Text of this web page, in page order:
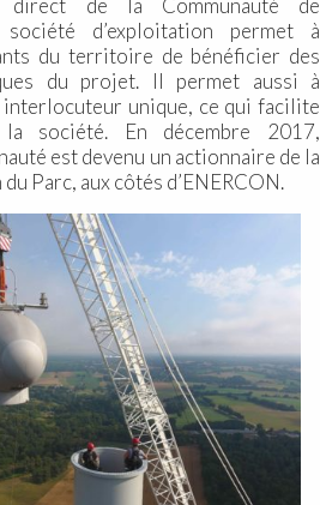
d’exploitation permet à
du territoire de bénéficier des
du projet. Il permet aussi à
interlocuteur unique, ce qui facilite
société. En décembre 2017,
est devenu un actionnaire de la
Parc, aux côtés d’ENERCON.